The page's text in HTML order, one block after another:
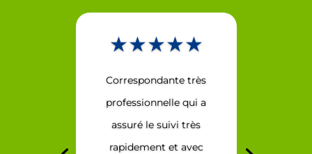
★★★★★
Correspondante très
professionnelle qui a
assuré le suivi très
rapidement et avec